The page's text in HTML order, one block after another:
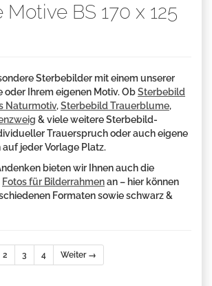
BS 170 x 125
Sterbebilder mit einem unserer
oder Ihrem eigenen Motiv. ObSterbebild
Naturmotiv,Sterbebild Trauerblume,
& viele weitere Sterbebild-
Trauerspruch oder auch eigene
jeder Vorlage Platz.
bieten wir Ihnen auch die
Fotos für Bilderrahmenan – hier können
Formaten sowie schwarz &
2 3 4 Weiter →